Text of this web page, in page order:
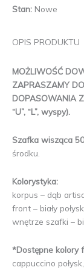
Stan: Nowe
OPIS PRODUKTU
MOŻLIWOŚĆ
ZAPRASZAMY
DOPASOWANIA
“U”, “L”, wyspy).
Szafka wisząca
środku.
Kolorystyka:
korpus – dąb
front – biały
wnętrze szafki –
*Dostępne kolory
cappuccino